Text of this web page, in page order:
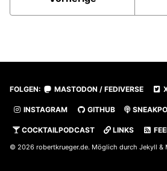
FOLGEN: MASTODON / FEDIVERSE
INSTAGRAM GITHUB
COCKTAILPODCAST LINKS
© 2026 robertkrueger.de. Möglich durch Jekyll &